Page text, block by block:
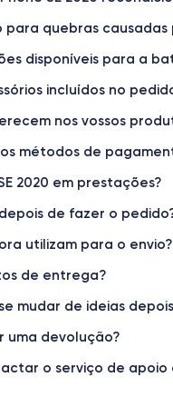
para quebras causadas
disponíveis para a
incluídos no
nos vossos
métodos de
2020 em prestações?
de fazer o
utilizam para o envio?
de entrega?
mudar de ideias
uma devolução?
o serviço de apoio